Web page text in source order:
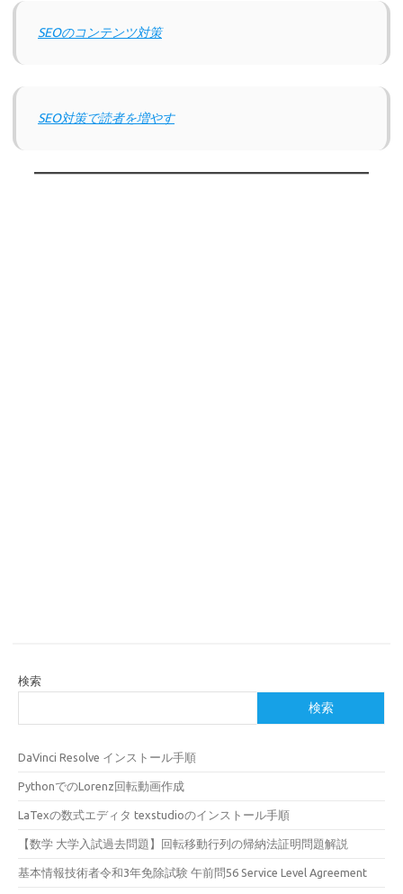
SEOのコンテンツ対策
SEO対策で読者を増やす
検索
検索
DaVinci Resolve インストール手順
PythonでのLorenz回転動画作成
LaTexの数式エディタ texstudioのインストール手順
【数学 大学入試過去問題】回転移動行列の帰納法証明問題解説
基本情報技術者令和3年免除試験 午前問56 Service Level Agreement